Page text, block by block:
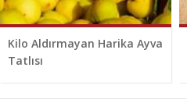
Kilo Aldırmayan Harika Ayva
Tatlısı